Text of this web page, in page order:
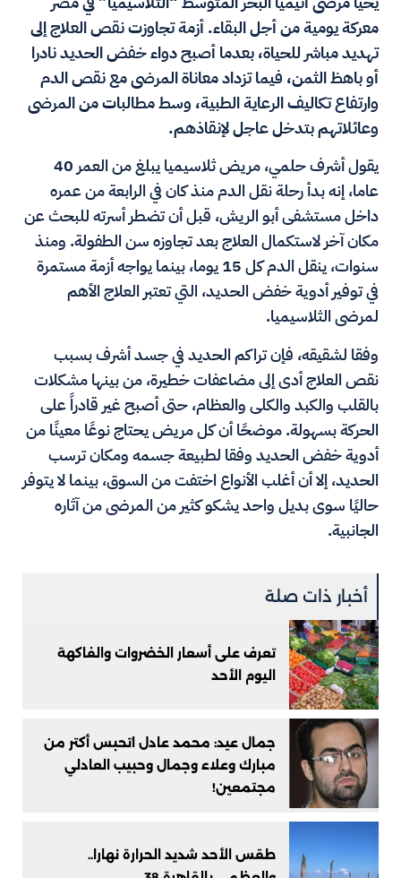
معركة يومية من أجل البقاء. أزمة تجاوزت نقص العلاج إلى
تهديد مباشر للحياة، بعدما أصبح دواء خفض الحديد نادرا
أو باهظ الثمن، فيما تزداد معاناة المرضى مع نقص الدم
وارتفاع تكاليف الرعاية الطبية، وسط مطالبات من المرضى
وعائلاتهم بتدخل عاجل لإنقاذهم.
يقول أشرف حلمي، مريض ثلاسيميا يبلغ من العمر 40
عاما، إنه بدأ رحلة نقل الدم منذ كان في الرابعة من عمره
داخل مستشفى أبو الريش، قبل أن تضطر أسرته للبحث عن
مكان آخر لاستكمال العلاج بعد تجاوزه سن الطفولة. ومنذ
سنوات، ينقل الدم كل 15 يوما، بينما يواجه أزمة مستمرة
في توفير أدوية خفض الحديد، التي تعتبر العلاج الأهم
لمرضى الثلاسيميا.
وفقا لشقيقه، فإن تراكم الحديد في جسد أشرف بسبب
نقص العلاج أدى إلى مضاعفات خطيرة، من بينها مشكلات
بالقلب والكبد والكلى والعظام، حتى أصبح غير قادراً على
الحركة بسهولة. موضحًا أن كل مريض يحتاج نوعًا معينًا من
أدوية خفض الحديد وفقا لطبيعة جسمه ومكان ترسب
الحديد، إلا أن أغلب الأنواع اختفت من السوق، بينما لا يتوفر
حاليًا سوى بديل واحد يشكو كثير من المرضى من آثاره
الجانبية.
أخبار ذات صلة
تعرف على أسعار الخضروات والفاكهة
اليوم الأحد
جمال عيد: محمد عادل اتحبس أكتر من
مبارك وعلاء وجمال وحبيب العادلي
مجتمعين!
طقس الأحد شديد الحرارة نهارا..